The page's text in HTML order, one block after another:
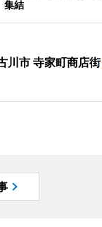
集結
川市 寺家町商店街